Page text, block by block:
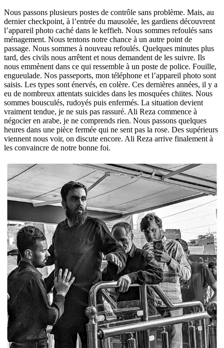
Nous passons plusieurs postes de contrôle sans problème. Mais, au
dernier checkpoint, à l’entrée du mausolée, les gardiens découvrent
l’appareil photo caché dans le keffieh. Nous sommes refoulés sans
ménagement. Nous tentons notre chance à un autre point de
passage. Nous sommes à nouveau refoulés. Quelques minutes plus
tard, des civils nous arrêtent et nous demandent de les suivre. Ils
nous emmènent dans ce qui ressemble à un poste de police. Fouille,
engueulade. Nos passeports, mon téléphone et l’appareil photo sont
saisis. Les types sont énervés, en colère. Ces dernières années, il y a
eu de nombreux attentats suicides dans les mosquées chiites. Nous
sommes bousculés, rudoyés puis enfermés. La situation devient
vraiment tendue, je ne suis pas rassuré. Ali Reza commence à
négocier en arabe, je ne comprends rien. Nous passons quelques
heures dans une pièce fermée qui ne sent pas la rose. Des supérieurs
viennent nous voir, on discute encore. Ali Reza arrive finalement à
les convaincre de notre bonne foi.